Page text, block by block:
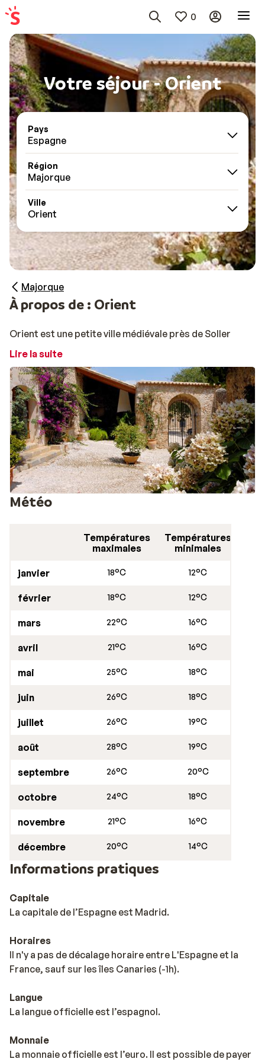
0
Votre séjour - Orient
Pays
Espagne
Région
Majorque
Ville
Orient
Majorque
À propos de : Orient
Orient est une petite ville médiévale près de Soller
Lire la suite
Météo
Températures
maximales
Températures
minimales
janvier 18°C 12°C
février 18°C 12°C
mars 22°C 16°C
avril 21°C 16°C
mai 25°C 18°C
juin 26°C 18°C
juillet 26°C 19°C
août 28°C 19°C
septembre 26°C 20°C
octobre 24°C 18°C
novembre 21°C 16°C
décembre 20°C 14°C
Informations pratiques
Capitale
La capitale de l’Espagne est Madrid.
Horaires
Il n'y a pas de décalage horaire entre L'Espagne et la
France, sauf sur les îles Canaries (-1h).
Langue
La langue officielle est l’espagnol.
Monnaie
La monnaie officielle est l’euro. Il est possible de payer